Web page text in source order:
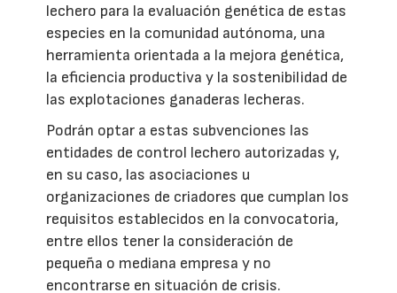
lechero para la evaluación genética de estas
especies en la comunidad autónoma, una
herramienta orientada a la mejora genética,
la eficiencia productiva y la sostenibilidad de
las explotaciones ganaderas lecheras.
Podrán optar a estas subvenciones las
entidades de control lechero autorizadas y,
en su caso, las asociaciones u
organizaciones de criadores que cumplan los
requisitos establecidos en la convocatoria,
entre ellos tener la consideración de
pequeña o mediana empresa y no
encontrarse en situación de crisis.